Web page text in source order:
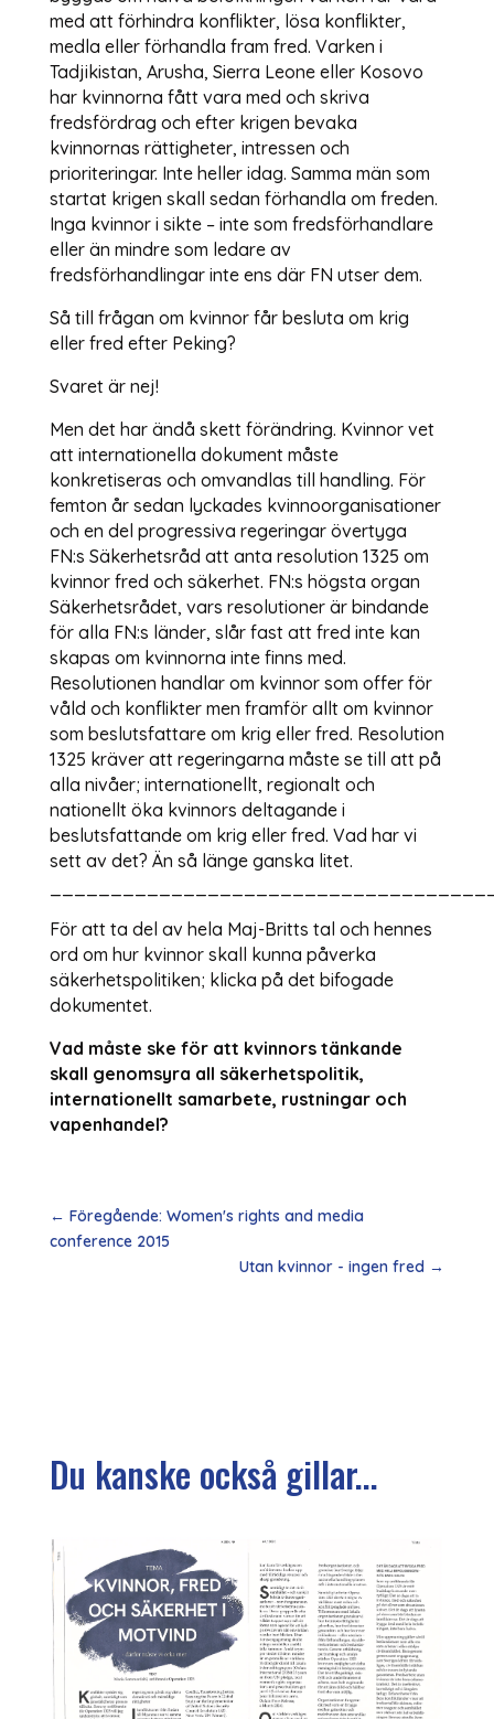
med att förhindra konflikter, lösa konflikter,
medla eller förhandla fram fred. Varken i
Tadjikistan, Arusha, Sierra Leone eller Kosovo
har kvinnorna fått vara med och skriva
fredsfördrag och efter krigen bevaka
kvinnornas rättigheter, intressen och
prioriteringar. Inte heller idag. Samma män som
startat krigen skall sedan förhandla om freden.
Inga kvinnor i sikte – inte som fredsförhandlare
eller än mindre som ledare av
fredsförhandlingar inte ens där FN utser dem.
Så till frågan om kvinnor får besluta om krig
eller fred efter Peking?
Svaret är nej!
Men det har ändå skett förändring. Kvinnor vet
att internationella dokument måste
konkretiseras och omvandlas till handling. För
femton år sedan lyckades kvinnoorganisationer
och en del progressiva regeringar övertyga
FN:s Säkerhetsråd att anta resolution 1325 om
kvinnor fred och säkerhet. FN:s högsta organ
Säkerhetsrådet, vars resolutioner är bindande
för alla FN:s länder, slår fast att fred inte kan
skapas om kvinnorna inte finns med.
Resolutionen handlar om kvinnor som offer för
våld och konflikter men framför allt om kvinnor
som beslutsfattare om krig eller fred. Resolution
1325 kräver att regeringarna måste se till att på
alla nivåer; internationellt, regionalt och
nationellt öka kvinnors deltagande i
beslutsfattande om krig eller fred. Vad har vi
sett av det? Än så länge ganska litet.
För att ta del av hela Maj-Britts tal och hennes
ord om hur kvinnor skall kunna påverka
säkerhetspolitiken; klicka på det bifogade
dokumentet.
Vad måste ske för att kvinnors tänkande
skall genomsyra all säkerhetspolitik,
internationellt samarbete, rustningar och
vapenhandel?
← Föregående: Women's rights and media
conference 2015
Utan kvinnor - ingen fred →
Du kanske också gillar...